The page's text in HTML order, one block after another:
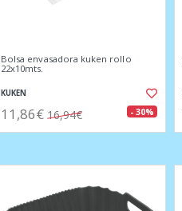
Bolsa envasadora kuken rollo
22x10mts.
KUKEN
11,86€ 16,94€ - 30%